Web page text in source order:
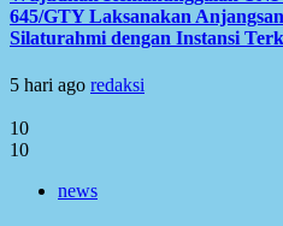
645/GTY Laksanakan
Silaturahmi dengan Instansi
5 hari ago redaksi
10
10
news